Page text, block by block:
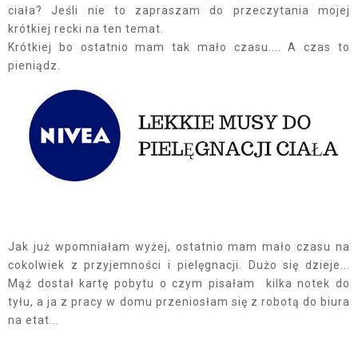
ciała? Jeśli nie to zapraszam do przeczytania mojej
krótkiej recki na ten temat.
Krótkiej bo ostatnio mam tak mało czasu.... A czas to
pieniądz.
Jak już wpomniałam wyżej, ostatnio mam mało czasu na
cokolwiek z przyjemności i pielęgnacji. Dużo się dzieje...
Mąż dostał kartę pobytu o czym pisałam kilka notek do
tyłu, a ja z pracy w domu przeniosłam się z robotą do biura
na etat...